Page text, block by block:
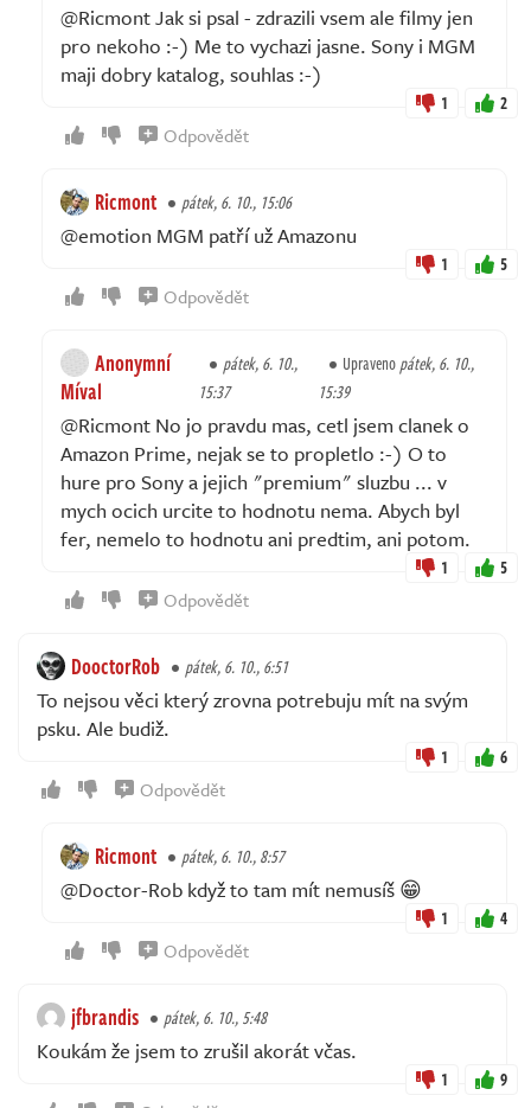
@Ricmont Jak si psal - zdrazili vsem ale filmy jen
pro nekoho :-) Me to vychazi jasne. Sony i MGM
maji dobry katalog, souhlas :-)
1 2
Odpovědět
Ricmont pátek, 6. 10., 15:06
@emotion MGM patří už Amazonu
1 5
Odpovědět
Anonymní
Míval
pátek, 6. 10.,
15:37
Upravenopátek, 6. 10.,
15:39
@Ricmont No jo pravdu mas, cetl jsem clanek o
Amazon Prime, nejak se to propletlo :-) O to
hure pro Sony a jejich "premium" sluzbu ... v
mych ocich urcite to hodnotu nema. Abych byl
fer, nemelo to hodnotu ani predtim, ani potom.
1 5
Odpovědět
DooctorRob pátek, 6. 10., 6:51
To nejsou věci který zrovna potrebuju mít na svým
psku. Ale budiž.
1 6
Odpovědět
Ricmont pátek, 6. 10., 8:57
@Doctor-Rob když to tam mít nemusíš 😁
1 4
Odpovědět
jfbrandis pátek, 6. 10., 5:48
Koukám že jsem to zrušil akorát včas.
1 9